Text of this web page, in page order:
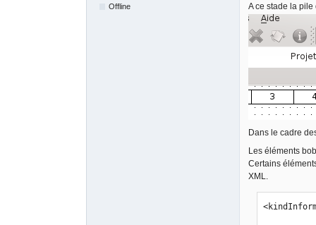
Offline
A ce stade la
Dans le cadre
Les éléments
Certains
XML.